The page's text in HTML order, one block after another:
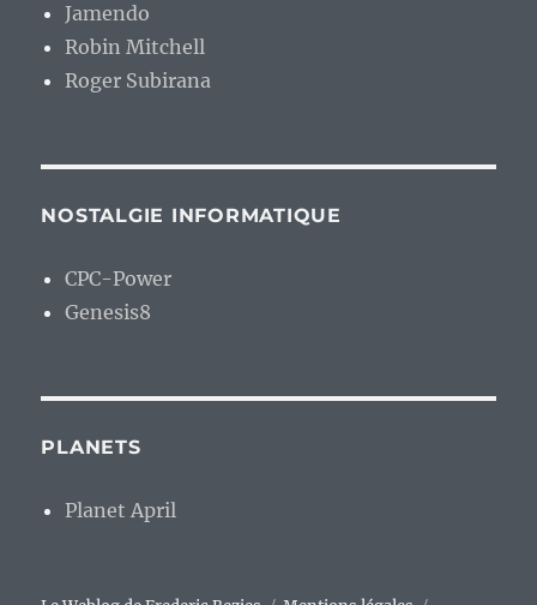
Jamendo
Robin Mitchell
Roger Subirana
NOSTALGIE INFORMATIQUE
CPC-Power
Genesis8
PLANETS
Planet April